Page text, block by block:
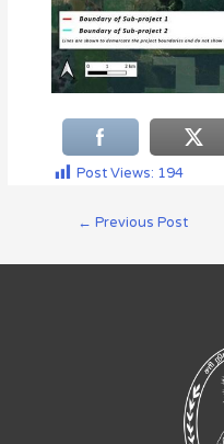
Post Views: 194
← Previous Post